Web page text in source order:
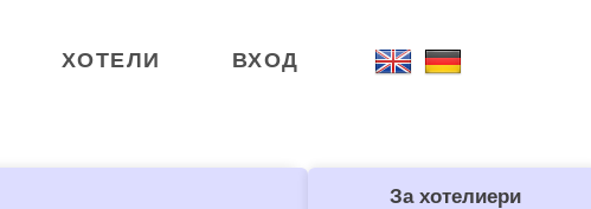
ХОТЕЛИ ВХОД
За хотелиери